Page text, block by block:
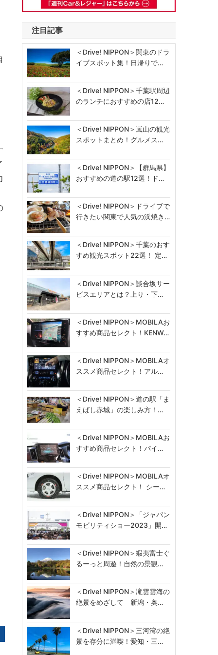
注目記事
＜Drive! NIPPON＞関東のドラ
イブスポット集！日帰りで…
＜Drive! NIPPON＞千葉駅周辺
のランチにおすすめの店12…
＜Drive! NIPPON＞嵐山の観光
スポットまとめ！グルメス…
＜Drive! NIPPON＞【群馬県】
おすすめの道の駅12選！ド…
＜Drive! NIPPON＞ドライブで
行きたい関東で人気の浜焼き…
＜Drive! NIPPON＞千葉のおす
すめ観光スポット22選！ 定…
＜Drive! NIPPON＞談合坂サー
ビスエリアとは？上り・下…
＜Drive! NIPPON＞MOBILAお
すすめ商品セレクト！KENW…
＜Drive! NIPPON＞MOBILAオ
ススメ商品セレクト！アル…
＜Drive! NIPPON＞道の駅「ま
えばし赤城」の楽しみ方！…
＜Drive! NIPPON＞MOBILAお
すすめ商品セレクト！パイ…
＜Drive! NIPPON＞MOBILAオ
ススメ商品セレクト！ シー…
＜Drive! NIPPON＞「ジャパン
モビリティショー2023」開…
＜Drive! NIPPON＞蝦夷富士ぐ
るーっと周遊！自然の景観…
＜Drive! NIPPON＞滝雲雲海の
絶景をめざして 新潟・奥…
＜Drive! NIPPON＞三河湾の絶
景を存分に満喫！愛知・三…